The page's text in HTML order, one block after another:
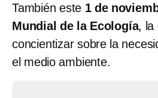
También este 1 de
Mundial de la Ecología, la
concientizar sobre la
el medio ambiente.